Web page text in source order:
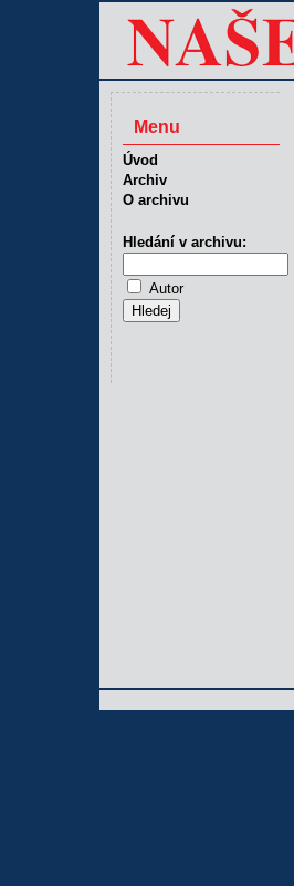
Menu
Úvod
Archiv
O archivu
Hledání v archivu:
Autor